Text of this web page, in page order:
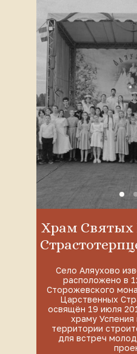
Храм Святых
Село Аляухово
расположено в
Сторожевского
Царственных
освящён 19 июля
храму Успения
территории
для встреч